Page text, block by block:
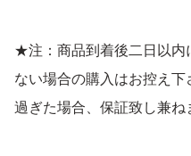
★注：商品到着後二日以内
ない場合の購入はお控え下
過ぎた場合、保証致し兼ね